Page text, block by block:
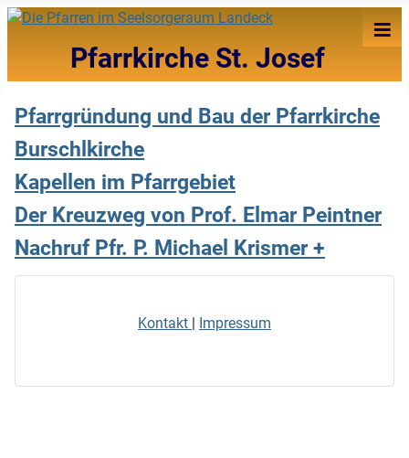
Pfarrkirche St. Josef
≡
Pfarrgründung und Bau der Pfarrkirche
Burschlkirche
Kapellen im Pfarrgebiet
Der Kreuzweg von Prof. Elmar Peintner
Nachruf Pfr. P. Michael Krismer +
Kontakt Impressum